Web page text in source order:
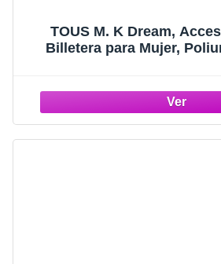
TOUS M. K Dream,
Billetera para Mujer,